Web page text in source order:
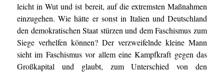
leicht in Wut und ist bereit, auf die extremsten Maßnahmen
einzugehen. Wie hätte er sonst in Italien und Deutschland
den demokratischen Staat stürzen und dem Faschismus zum
Siege verhelfen können? Der verzweifelnde kleine Mann
sieht im Faschismus vor allem eine Kampfkraft gegen das
Großkapital und glaubt, zum Unterschied von den